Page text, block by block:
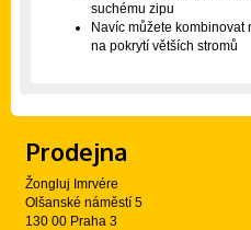
suchému zipu
Navíc můžete
na pokrytí větších stromů
Prodejna
Žongluj Imrvére
Olšanské náměstí 5
130 00 Praha 3